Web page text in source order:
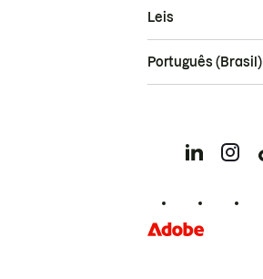
Leis
Português (Brasil)